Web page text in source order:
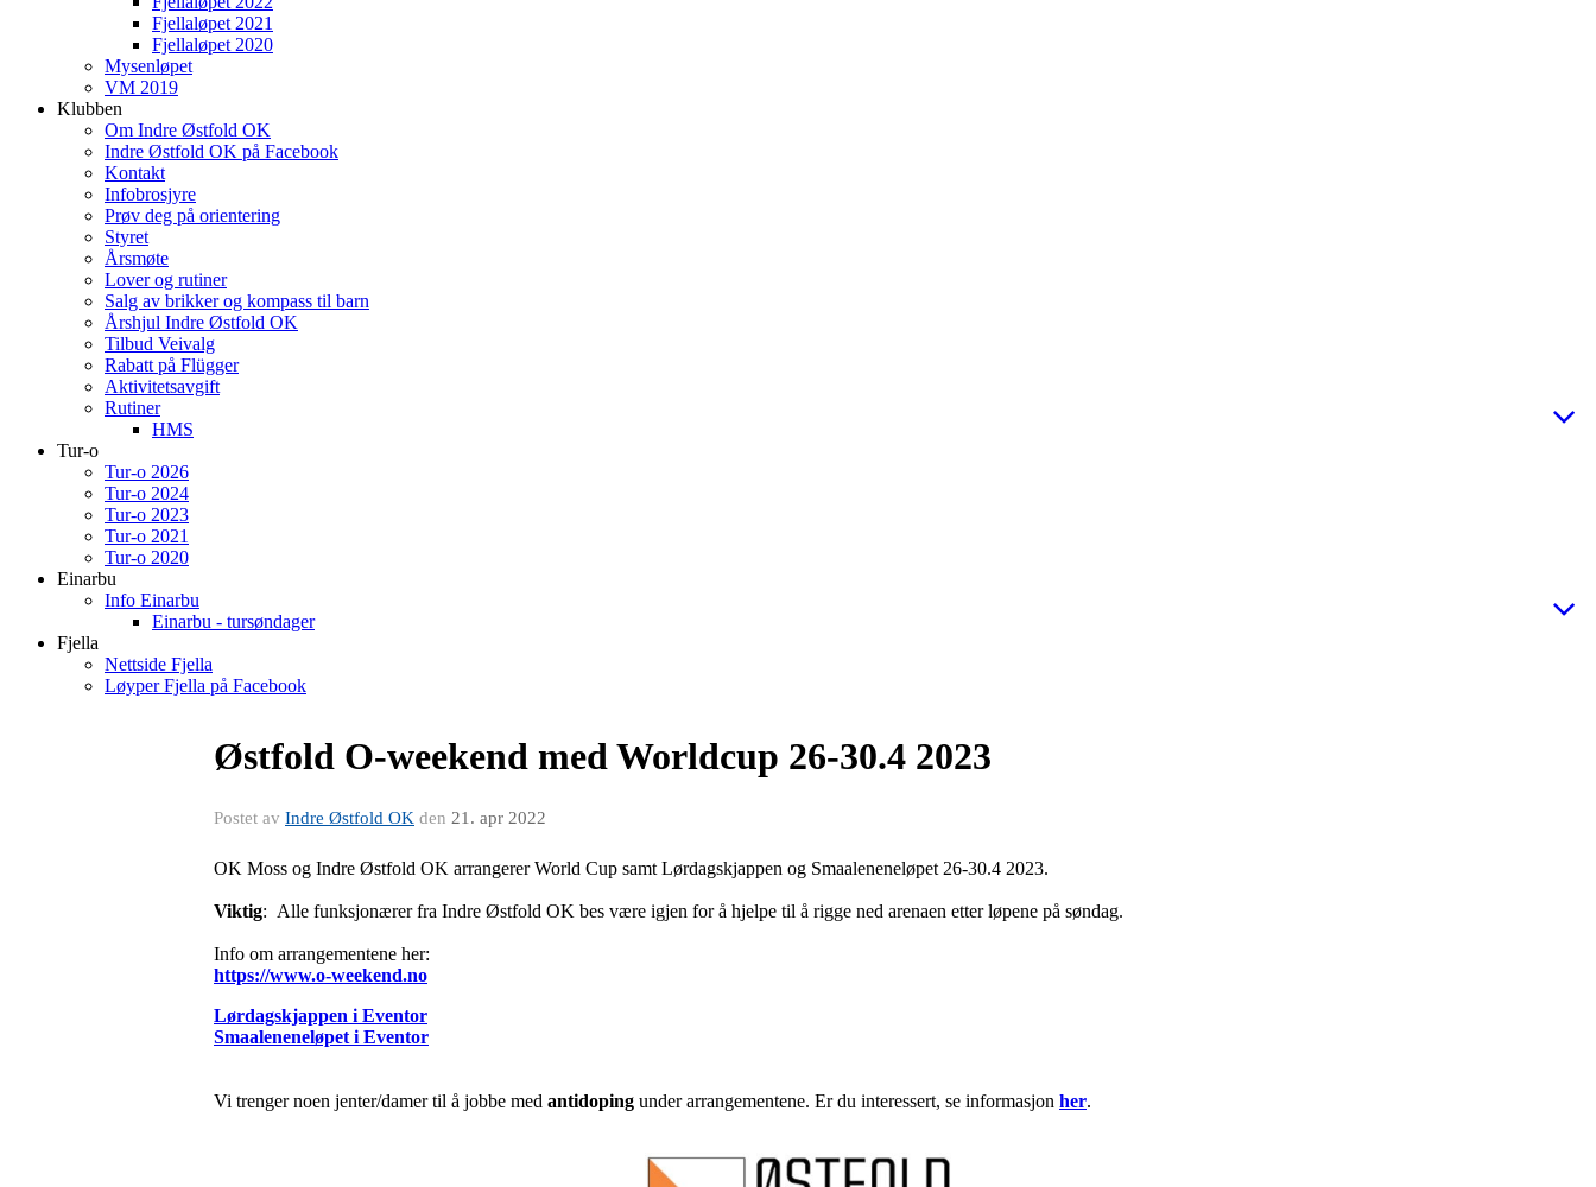
Fjellaløpet 2021
Fjellaløpet 2020
Mysenløpet
VM 2019
Klubben
Om Indre Østfold OK
Indre Østfold OK på Facebook
Kontakt
Infobrosjyre
Prøv deg på orientering
Styret
Årsmøte
Lover og rutiner
Salg av brikker og kompass til barn
Årshjul Indre Østfold OK
Tilbud Veivalg
Rabatt på Flügger
Aktivitetsavgift
Rutiner
HMS
Tur-o
Tur-o 2026
Tur-o 2024
Tur-o 2023
Tur-o 2021
Tur-o 2020
Einarbu
Info Einarbu
Einarbu - tursøndager
Fjella
Nettside Fjella
Løyper Fjella på Facebook
Østfold O-weekend med Worldcup 26-30.4 2023
Postet av Indre Østfold OK den 21. apr 2022
OK Moss og Indre Østfold OK arrangerer World Cup samt Lørdagskjappen og Smaaleneneløpet 26-30.4 2023.
Viktig: Alle funksjonærer fra Indre Østfold OK bes være igjen for å hjelpe til å rigge ned arenaen etter løpene på søndag.
Info om arrangementene her:
https://www.o-weekend.no
Lørdagskjappen i Eventor
Smaaleneneløpet i Eventor
Vi trenger noen jenter/damer til å jobbe med antidoping under arrangementene. Er du interessert, se informasjon her.